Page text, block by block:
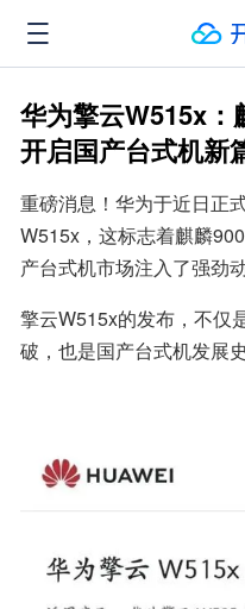
华为擎云W515x：
开启国产台式机新
重磅消息！华为于近日正
W515x，这标志着麒麟
产台式机市场注入了强劲动
擎云W515x的发布，不仅
破，也是国产台式机发展